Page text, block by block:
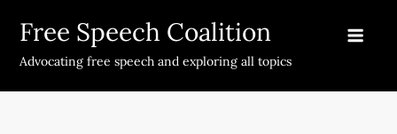
content
Free Speech Coalition
Advocating free speech and exploring all topics